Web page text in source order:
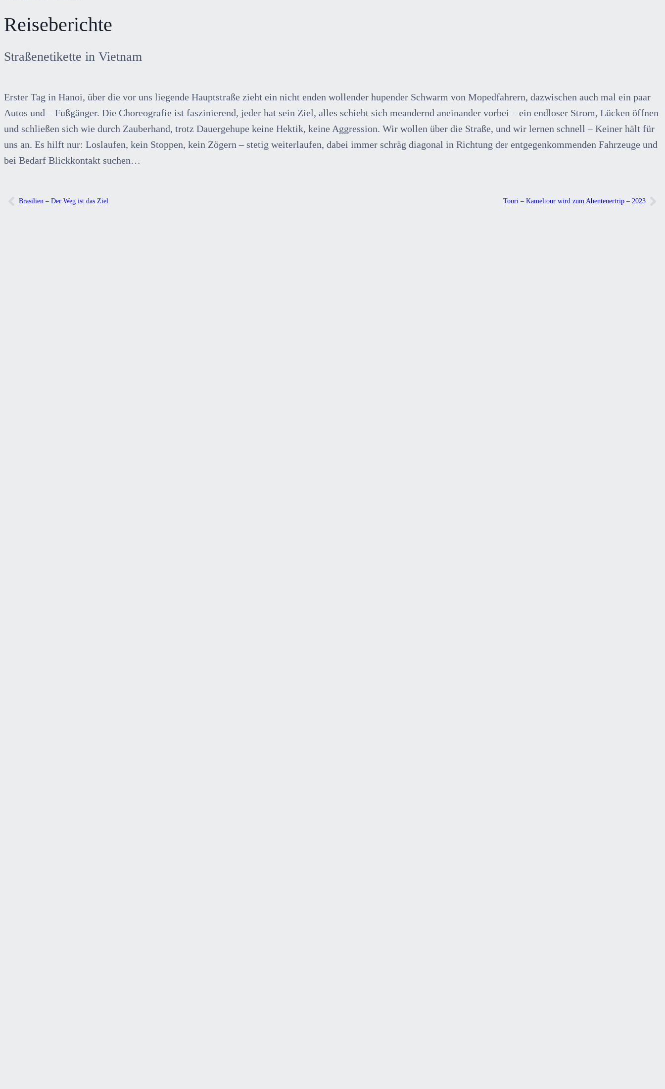
Reiseberichte
Straßenetikette in Vietnam
Erster Tag in Hanoi, über die vor uns liegende Hauptstraße zieht ein nicht enden wollender hupender Schwarm von Mopedfahrern, dazwischen auch mal ein paar
Autos und – Fußgänger. Die Choreografie ist faszinierend, jeder hat sein Ziel, alles schiebt sich meandernd aneinander vorbei – ein endloser Strom, Lücken öffnen
und schließen sich wie durch Zauberhand, trotz Dauergehupe keine Hektik, keine Aggression. Wir wollen über die Straße, und wir lernen schnell – Keiner hält für
uns an. Es hilft nur: Loslaufen, kein Stoppen, kein Zögern – stetig weiterlaufen, dabei immer schräg diagonal in Richtung der entgegenkommenden Fahrzeuge und
bei Bedarf Blickkontakt suchen…
Brasilien – Der Weg ist das Ziel Touri – Kameltour wird zum Abenteuertrip – 2023